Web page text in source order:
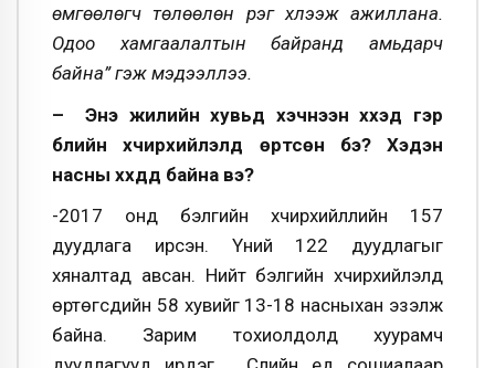
өмгөөлөгч төлөөлөн үүрэг хүлээж ажиллана.
Одоо хамгаалалтын байранд амьдарч
байна” гэж мэдээллээ.
– Энэ жилийн хувьд хэчнээн хүүхэд гэр
бүлийн хүчирхийлэлд өртсөн бэ? Хэдэн
насны хүүхдүүд байна вэ?
-2017 онд бэлгийн хүчирхийллийн 157
дуудлага ирсэн. Үүний 122 дуудлагыг
хяналтад авсан. Нийт бэлгийн хүчирхийлэлд
өртөгсдийн 58 хувийг 13-18 насныхан эзэлж
байна. Зарим тохиолдолд хуурамч